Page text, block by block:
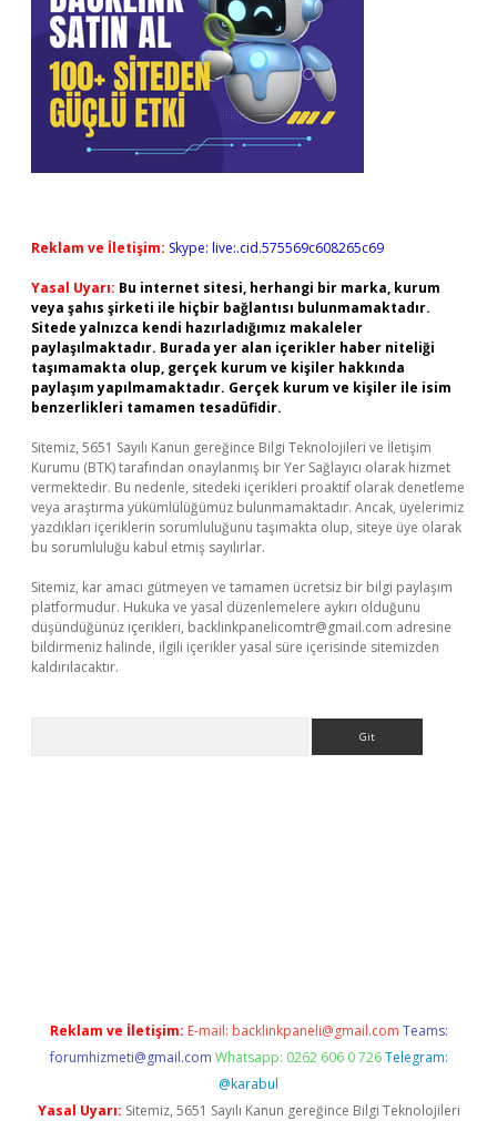
Reklam ve İletişim: Skype: live:.cid.575569c608265c69
Yasal Uyarı: Bu internet sitesi, herhangi bir marka, kurum
veya şahıs şirketi ile hiçbir bağlantısı bulunmamaktadır.
Sitede yalnızca kendi hazırladığımız makaleler
paylaşılmaktadır. Burada yer alan içerikler haber niteliği
taşımamakta olup, gerçek kurum ve kişiler hakkında
paylaşım yapılmamaktadır. Gerçek kurum ve kişiler ile isim
benzerlikleri tamamen tesadüfidir.
Sitemiz, 5651 Sayılı Kanun gereğince Bilgi Teknolojileri ve İletişim
Kurumu (BTK) tarafından onaylanmış bir Yer Sağlayıcı olarak hizmet
vermektedir. Bu nedenle, sitedeki içerikleri proaktif olarak denetleme
veya araştırma yükümlülüğümüz bulunmamaktadır. Ancak, üyelerimiz
yazdıkları içeriklerin sorumluluğunu taşımakta olup, siteye üye olarak
bu sorumluluğu kabul etmiş sayılırlar.
Sitemiz, kar amacı gütmeyen ve tamamen ücretsiz bir bilgi paylaşım
platformudur. Hukuka ve yasal düzenlemelere aykırı olduğunu
düşündüğünüz içerikleri, backlinkpanelicomtr@gmail.com adresine
bildirmeniz halinde, ilgili içerikler yasal süre içerisinde sitemizden
kaldırılacaktır.
Reklam ve İletişim: E-mail: backlinkpaneli@gmail.com Teams:
forumhizmeti@gmail.com Whatsapp: 0262 606 0 726 Telegram:
@karabul
Yasal Uyarı: Sitemiz, 5651 Sayılı Kanun gereğince Bilgi Teknolojileri